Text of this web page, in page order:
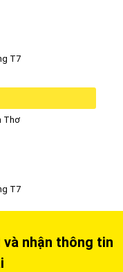
T7
Thơ
T7
nhận thông tin